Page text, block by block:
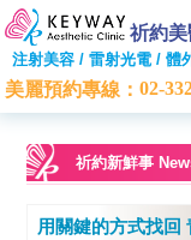
祈約
注射美容 / 雷射光電 / 體
美麗預約專線：02-
祈約新鮮事
用關鍵的方式找回